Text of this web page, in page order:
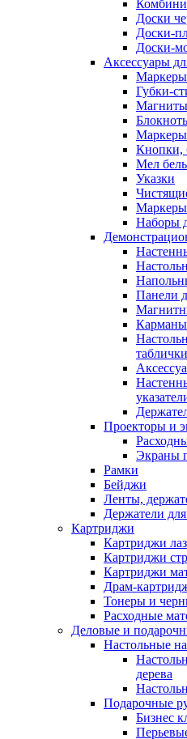
Доски
Доски-
Доски-
Аксессуары
Маркеры
Губки-
Магниты
Маркеры
Кнопки,
Мел
Указки
Маркеры
Наборы
Панели
Карманы
таблички
Проекторы и
Экраны
Рамки
Бейджи
Ленты,
Держатели
Картриджи
Картриджи
Картриджи
Картриджи
Драм-
Тонеры и
Расходные
Деловые и
Настольные
дерева
Подарочные
Бизнес